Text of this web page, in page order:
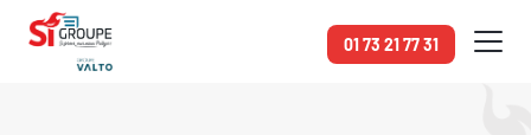
01 73 21 77 31
Accueil
Contact
Panneau de gestion des cookies